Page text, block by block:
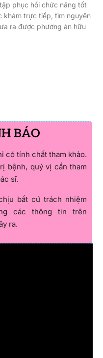
phục hồi chức năng tốt
khám trực tiếp, tìm nguyên
ra được phương án hữu
BÁO
có tính chất tham khảo.
bệnh, quý vị cần tham
sĩ.
bất cứ trách nhiệm
các thông tin trên
ra.